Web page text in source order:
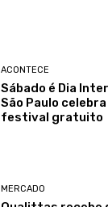
ACONTECE
Sábado é Dia
São Paulo
festival gratuito
MERCADO